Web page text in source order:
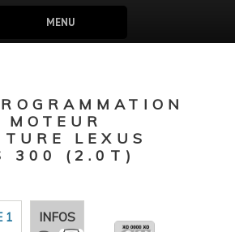
MENU
MOTEUR
LEXUS
300 (2.0T)
1 INFOS